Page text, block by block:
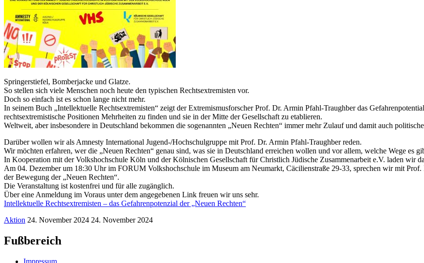
Springerstiefel, Bomberjacke und Glatze.
So stellen sich viele Menschen noch heute den typischen Rechtsextremisten vor.
Doch so einfach ist es schon lange nicht mehr.
In seinem Buch „Intellektuelle Rechtsextremisten“ zeigt der Extremismusforscher Prof. Dr. Armin Pfahl-Traughber das
rechtsextremistische Positionen Mehrheiten zu finden und sie in der Mitte der Gesellschaft zu etablieren.
Weltweit, aber insbesondere in Deutschland bekommen die sogenannten „Neuen Rechten“ immer mehr Zulauf und damit auch
Darüber wollen wir als Amnesty International Jugend-/Hochschulgruppe mit Prof. Dr. Armin Pfahl-Traughber reden.
Wir möchten erfahren, wer die „Neuen Rechten“ genau sind, was sie in Deutschland erreichen wollen und vor allem, welche Wege es
In Kooperation mit der Volkshochschule Köln und der Kölnischen Gesellschaft für Christlich Jüdische Zusammenarbeit e.V. laden wir
Am 04. Dezember um 18:30 Uhr im FORUM Volkshochschule im Museum am Neumarkt, Cäcilienstraße 29-33, sprechen wir mit
der Bewegung der „Neuen Rechten“.
Die Veranstaltung ist kostenfrei und für alle zugänglich.
Über eine Anmeldung im Voraus unter dem angegebenen Link freuen wir uns sehr.
Intellektuelle Rechtsextremisten – das Gefahrenpotenzial der „Neuen Rechten“
Aktion 24. November 2024 24. November 2024
Fußbereich
Impressum